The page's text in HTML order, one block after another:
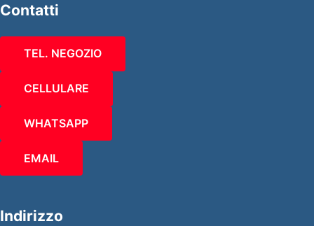
Contatti
TEL. NEGOZIO
CELLULARE
WHATSAPP
EMAIL
Indirizzo